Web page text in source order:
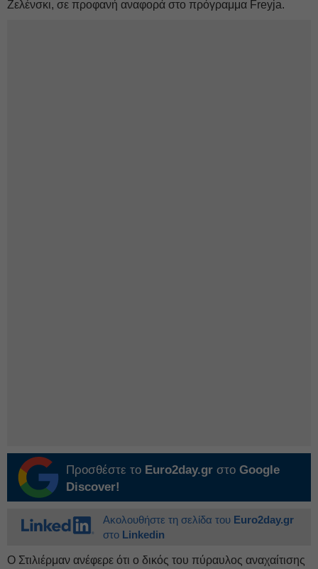
Ζελένσκι, σε προφανή αναφορά στο πρόγραμμα Freyja.
Προσθέστε το Euro2day.gr στο Google
Discover!
Ακολουθήστε τη σελίδα του Euro2day.gr
στο Linkedin
Ο Στιλιέρμαν ανέφερε ότι ο δικός του πύραυλος αναχαίτισης